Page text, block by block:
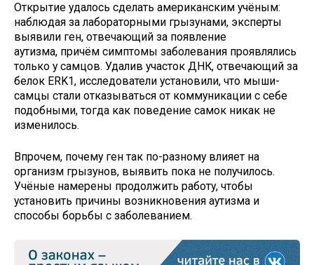
Открытие удалось сделать американским учёным:
наблюдая за лабораторными грызунами, эксперты
выявили ген, отвечающий за появление
аутизма, причём симптомы заболевания проявлялись
только у самцов. Удалив участок ДНК, отвечающий за
белок ERK1, исследователи установили, что мыши-
самцы стали отказываться от коммуникации с себе
подобными, тогда как поведение самок никак не
изменилось.
Впрочем, почему ген так по-разному влияет на
организм грызунов, выявить пока не получилось.
Учёные намерены продолжить работу, чтобы
установить причины возникновения аутизма и
способы борьбы с заболеванием.